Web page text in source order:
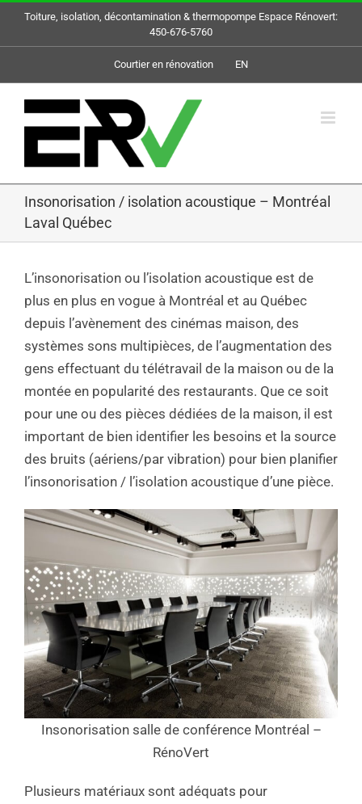
SkipToiture, isolation, décontamination & thermopompe Espace Rénovert:
450-676-5760
Courtier en rénovation EN
Insonorisation / isolation acoustique – Montréal
Laval Québec
L’insonorisation ou l’isolation acoustique est de
plus en plus en vogue à Montréal et au Québec
depuis l’avènement des cinémas maison, des
systèmes sons multipièces, de l’augmentation des
gens effectuant du télétravail de la maison ou de la
montée en popularité des restaurants. Que ce soit
pour une ou des pièces dédiées de la maison, il est
important de bien identifier les besoins et la source
des bruits (aériens/par vibration) pour bien planifier
l’insonorisation / l’isolation acoustique d’une pièce.
Insonorisation salle de conférence Montréal –
RénoVert
Plusieurs matériaux sont adéquats pour